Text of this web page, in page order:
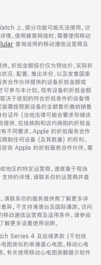
上，部分功能可能无法使用。访
情。使用蜂窝网络时，需要使用移动
查询适用的移动通信运营商及
。折抵金额报价仅为预估价，实际折
况、配置、推出年份，以及发售国家
合作伙伴提供的设备折抵金额或
参与本计划。现有设备的折抵金额
决于收到的符合折抵条件的设备情
需按照新设备的全额售价缴纳销售
份证件 (当地法律可能会要求存储该
供，在线换购和店内换购的折抵金
不同要求。Apple 的折抵服务合作
制任何设备 (及其数量) 的权利。
询 Apple 的折抵服务合作伙伴。需
地区的特定运营商。速度基于现场
持的详情，请联系你的运营商并查
请联系你的服务提供商了解更多详
异。不支持港澳台及国际漫游。访问
移动通信运营商及适用条件。请参阅
(在
了解更多设置使用说明。
Series 4 及后续表款 (不包括
图类似的单通道心电图。移动心电
有关使用移动心电图房颤提示软件